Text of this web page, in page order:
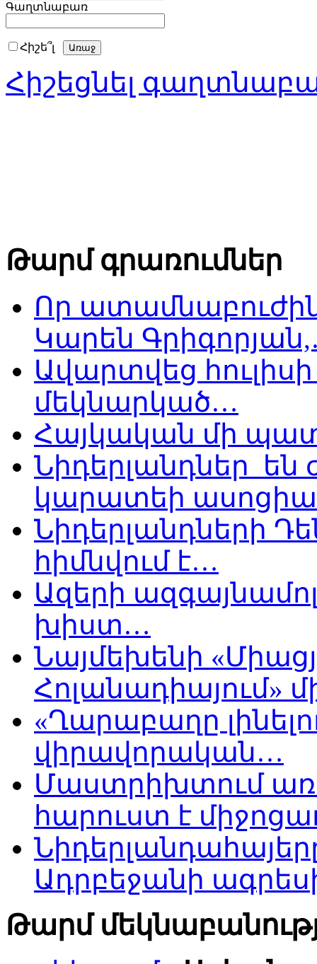
Գաղտնաբառ
Հիշե՞լ
Հիշեցնել
Թարմ գրառումներ
Որ
Կարեն
Ավարտվեց
մեկնարկած…
Հայկական մի
Նիդերլանդներ
կարատեի
Նիդերլանդների
հիմնվում է…
Ազերի
խիստ…
Նայմեխենի
Հոլանադիայում»
«Ղարաբաղը
վիրավորական…
Մաստրիխտում
հարուստ է
Ադրբեջանի
Թարմ